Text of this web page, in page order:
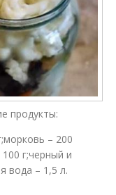
продукты:
– 200
г;черный и
вода – 1,5 л.